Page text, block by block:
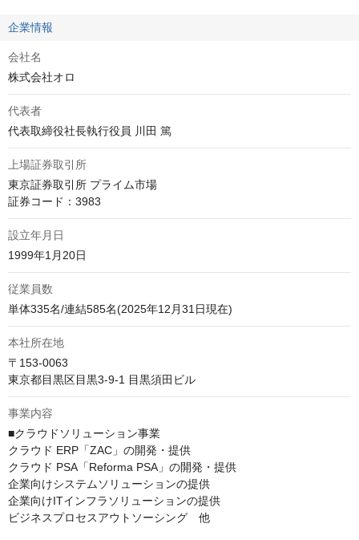
企業情報
会社名
株式会社オロ
代表者
代表取締役社長執行役員 川田 篤
上場証券取引所
東京証券取引所 プライム市場
証券コード：3983
設立年月日
1999年1月20日
従業員数
単体335名/連結585名(2025年12月31日現在)
本社所在地
〒153-0063
東京都目黒区目黒3-9-1 目黒須田ビル
事業内容
■クラウドソリューション事業
クラウド ERP「ZAC」の開発・提供
クラウド PSA「Reforma PSA」の開発・提供
企業向けシステムソリューションの提供
企業向けITインフラソリューションの提供
ビジネスプロセスアウトソーシング　他